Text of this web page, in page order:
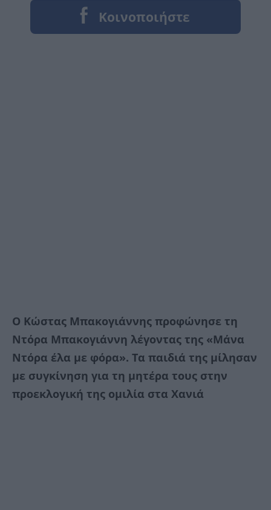
Ο Κώστας Μπακογιάννης προφώνησε τη
Ντόρα Μπακογιάννη λέγοντας της «Μάνα
Ντόρα έλα με φόρα». Τα παιδιά της μίλησαν
με συγκίνηση για τη μητέρα τους στην
προεκλογική της ομιλία στα Χανιά